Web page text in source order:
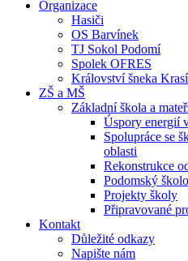
Organizace
Hasiči
OS Barvínek
TJ Sokol Podomí
Spolek OFRES
Království šneka
ZŠ a MŠ
Základní škola a
Úspory energií
Spolupráce se
oblasti
Rekonstrukce
Podomský
Projekty školy
Připravované
Kontakt
Důležité odkazy
Napište nám